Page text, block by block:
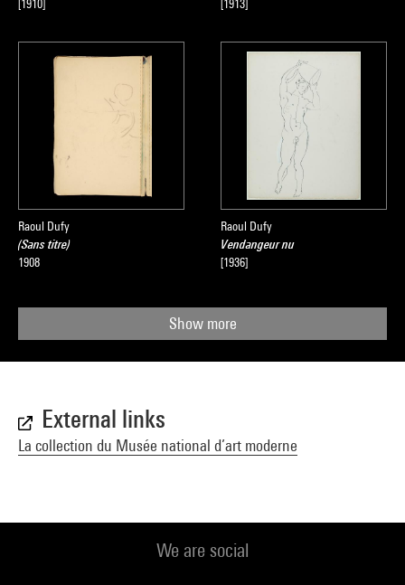
[1910]
[1913]
Raoul Dufy
(Sans titre)
1908
Raoul Dufy
Vendangeur nu
[1936]
Show more
External links
La collection du Musée national d’art moderne
We are social